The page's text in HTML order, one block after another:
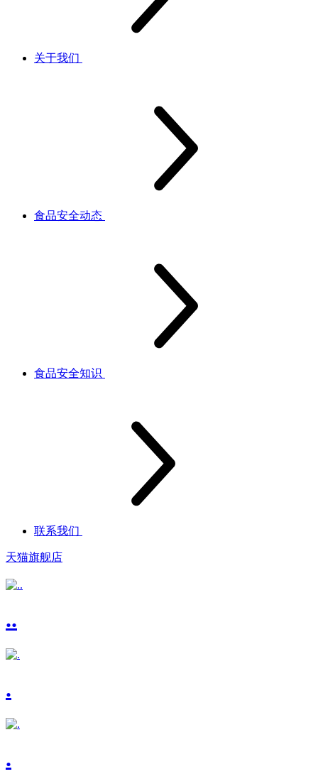
关于我们
食品安全动态
食品安全知识
联系我们
天猫旗舰店
..
.
.